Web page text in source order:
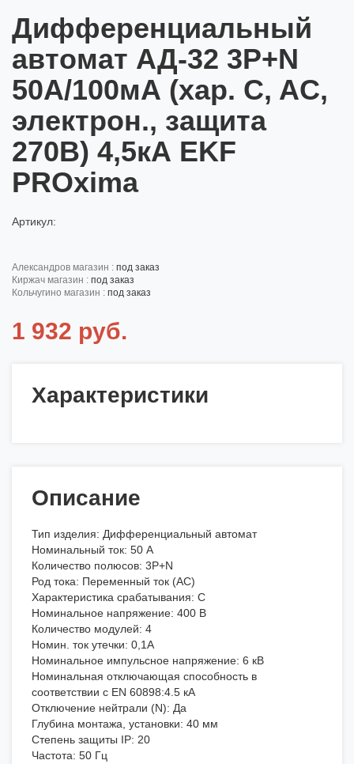
Дифференциальный
автомат АД-32 3P+N
50А/100мА (хар. C, AC,
электрон., защита
270В) 4,5кА EKF
PROxima
Артикул:
александров магазин : под заказ
киржач магазин : под заказ
кольчугино магазин : под заказ
1 932 руб.
Характеристики
Описание
Тип изделия: Дифференциальный автомат
Номинальный ток: 50 А
Количество полюсов: 3P+N
Род тока: Переменный ток (AC)
Характеристика срабатывания: C
Номинальное напряжение: 400 В
Количество модулей: 4
Номин. ток утечки: 0,1А
Номинальное импульсное напряжение: 6 кВ
Номинальная отключающая способность в
соответствии с EN 60898:4.5 кА
Отключение нейтрали (N): Да
Глубина монтажа, установки: 40 мм
Степень защиты IP: 20
Частота: 50 Гц